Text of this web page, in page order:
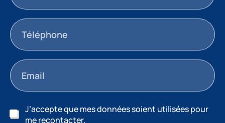
J’accepte que mes données soient utilisées pour
me recontacter.